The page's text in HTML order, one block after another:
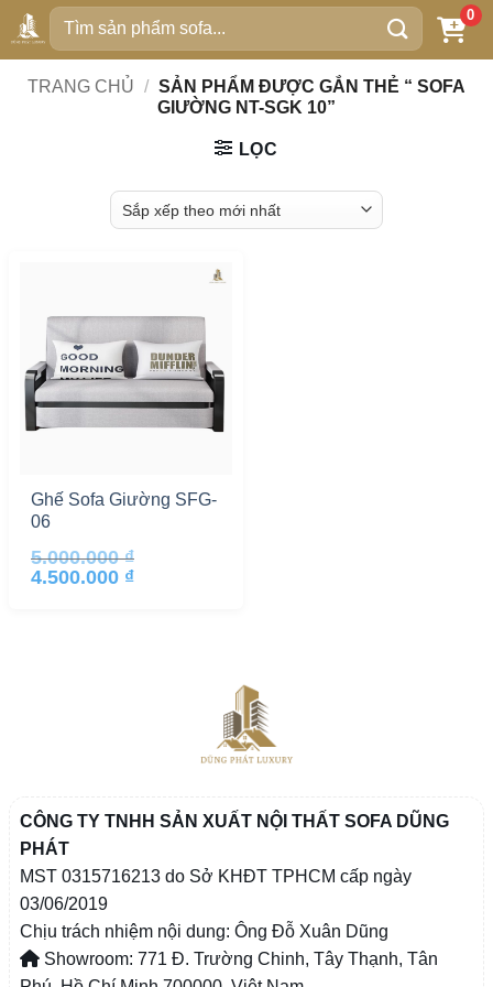
qua
dung
Tìm
kiếm:
0
TRANG CHỦ / SẢN PHẨM ĐƯỢC GẮN THẺ “ SOFA
GIƯỜNG NT-SGK 10”
LỌC
Ghế Sofa Giường SFG-
06
5.000.000₫
Giá
gốc
4.500.000 ₫Giá
CÔNG TY TNHH SẢN XUẤT NỘI THẤT SOFA DŨNG
PHÁT
MST 0315716213 do Sở KHĐT TPHCM cấp ngày
03/06/2019
Chịu trách nhiệm nội dung: Ông Đỗ Xuân Dũng
Showroom: 771 Đ. Trường Chinh, Tây Thạnh, Tân